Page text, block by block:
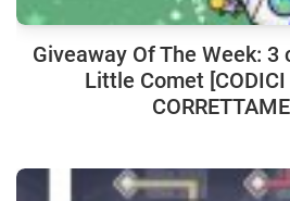
Giveaway Of The Week:
Little Comet